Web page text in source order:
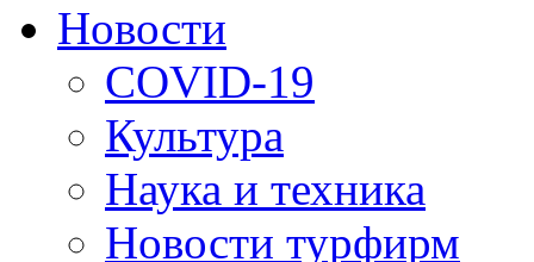
Новости
COVID-19
Культура
Наука и техника
Новости турфирм